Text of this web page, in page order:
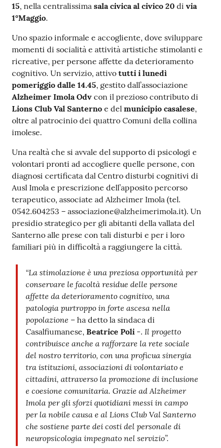
15, nella centralissima sala civica al civico 20 di via
1°Maggio.
Uno spazio informale e accogliente, dove sviluppare
momenti di socialità e attività artistiche stimolanti e
ricreative, per persone affette da deterioramento
cognitivo. Un servizio, attivo tutti i lunedì
pomeriggio dalle 14.45, gestito dall’associazione
Alzheimer Imola Odv con il prezioso contributo di
Lions Club Val Santerno e del municipio casalese,
oltre al patrocinio dei quattro Comuni della collina
imolese.
Una realtà che si avvale del supporto di psicologi e
volontari pronti ad accogliere quelle persone, con
diagnosi certificata dal Centro disturbi cognitivi di
Ausl Imola e prescrizione dell’apposito percorso
terapeutico, associate ad Alzheimer Imola (tel.
0542.604253 – associazione@alzheimerimola.it). Un
presidio strategico per gli abitanti della vallata del
Santerno alle prese con tali disturbi e per i loro
familiari più in difficoltà a raggiungere la città.
“La stimolazione è una preziosa opportunità per
conservare le facoltà residue delle persone
affette da deterioramento cognitivo, una
patologia purtroppo in forte ascesa nella
popolazione – ha detto la sindaca di
Casalfiumanese, Beatrice Poli -. Il progetto
contribuisce anche a rafforzare la rete sociale
del nostro territorio, con una proficua sinergia
tra istituzioni, associazioni di volontariato e
cittadini, attraverso la promozione di inclusione
e coesione comunitaria. Grazie ad Alzheimer
Imola per gli sforzi quotidiani messi in campo
per la nobile causa e al Lions Club Val Santerno
che sostiene parte dei costi del personale di
neuropsicologia impegnato nel servizio”.